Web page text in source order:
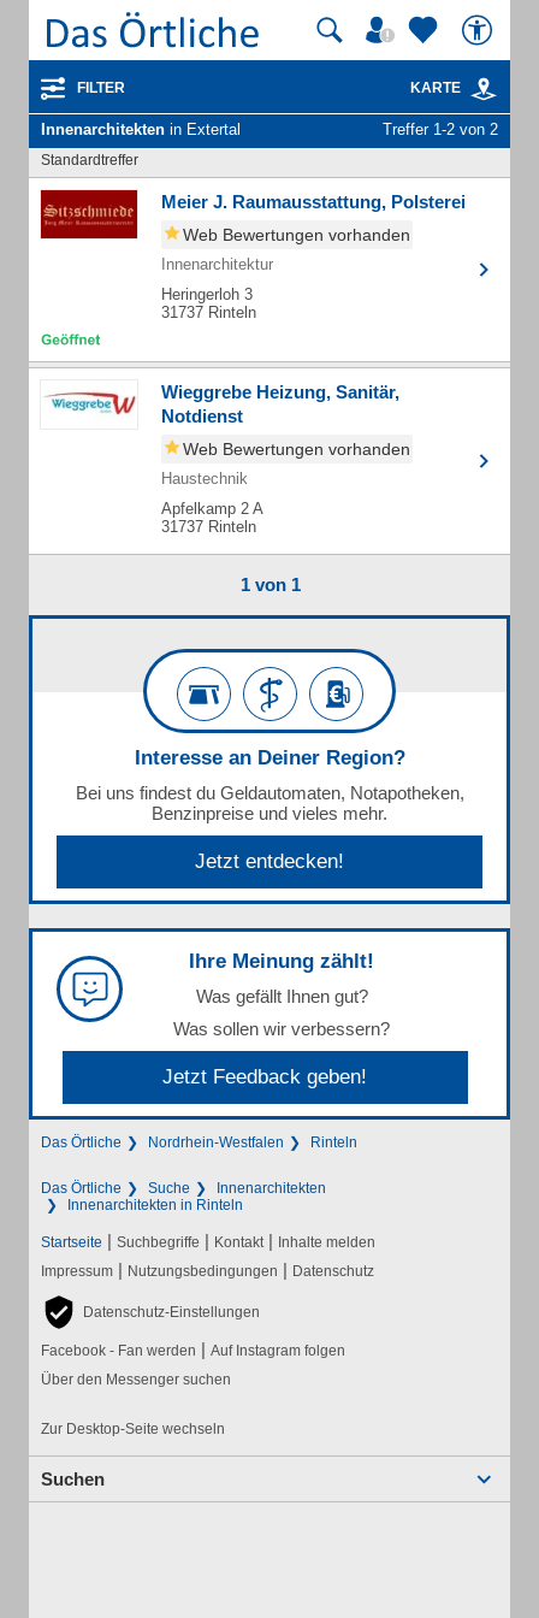
FILTER KARTE
Innenarchitekten in Extertal Treffer 1-2 von 2
Standardtreffer
Meier J. Raumausstattung, Polsterei
Web Bewertungen vorhanden
Innenarchitektur
Heringerloh 3
31737 Rinteln
Wieggrebe Heizung, Sanitär,
Notdienst
Web Bewertungen vorhanden
Haustechnik
Apfelkamp 2 A
31737 Rinteln
1 von 1
Interesse an Deiner Region?
Bei uns findest du Geldautomaten, Notapotheken,
Benzinpreise und vieles mehr.
Jetzt entdecken!
Ihre Meinung zählt!
Was gefällt Ihnen gut?
Was sollen wir verbessern?
Jetzt Feedback geben!
Das Örtliche Nordrhein-Westfalen Rinteln
Das Örtliche Suche
Innenarchitekten
Innenarchitekten in Rinteln
Startseite | Suchbegriffe | Kontakt | Inhalte melden
Impressum | Nutzungsbedingungen | Datenschutz
Datenschutz-Einstellungen
Facebook - Fan werden | Auf Instagram folgen
Über den Messenger suchen
Zur Desktop-Seite wechseln
Suchen